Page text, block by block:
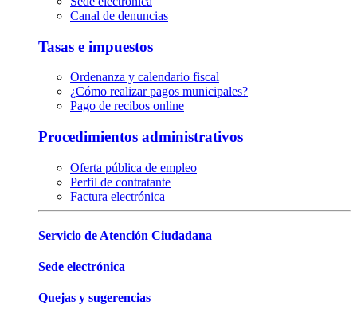
Canal de denuncias
Tasas e impuestos
Ordenanza y calendario fiscal
¿Cómo realizar pagos municipales?
Pago de recibos online
Procedimientos administrativos
Oferta pública de empleo
Perfil de contratante
Factura electrónica
Servicio de Atención Ciudadana
Sede electrónica
Quejas y sugerencias